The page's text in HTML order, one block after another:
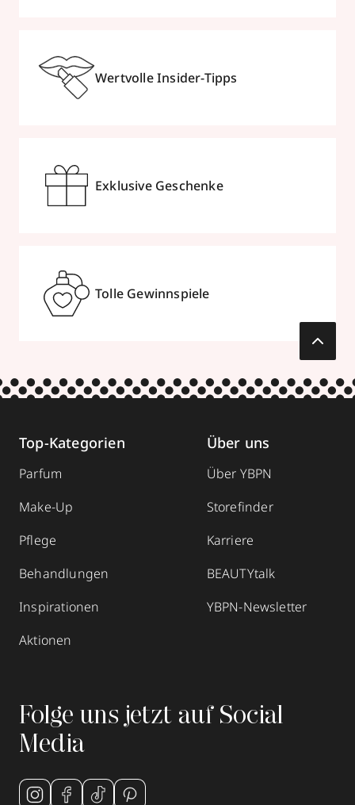
Wertvolle Insider-Tipps
Exklusive Geschenke
Tolle Gewinnspiele
Top-Kategorien
Parfum
Make-Up
Pflege
Behandlungen
Inspirationen
Aktionen
Über uns
Über YBPN
Storefinder
Karriere
BEAUTYtalk
YBPN-Newsletter
Folge uns jetzt auf Social
Media